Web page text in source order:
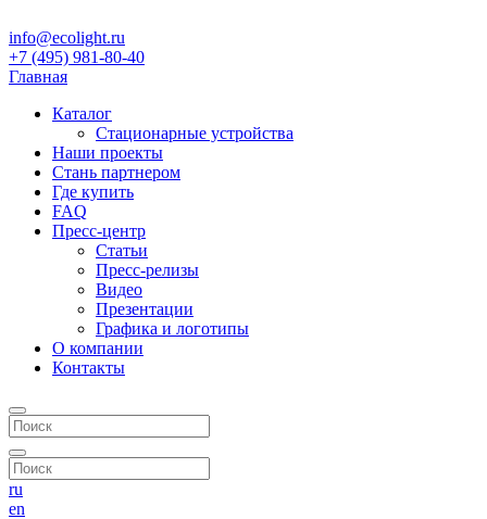
info@ecolight.ru
+7 (495) 981-80-40
Главная
Каталог
Стационарные устройства
Наши проекты
Стань партнером
Где купить
FAQ
Пресс-центр
Статьи
Пресс-релизы
Видео
Презентации
Графика и логотипы
О компании
Контакты
ru
en